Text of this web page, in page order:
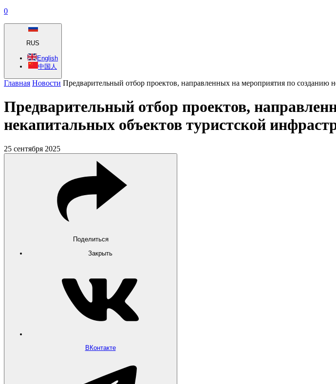
0
RUS
English
中国人
Главная Новости Предварительный отбор проектов, направленных на мероприятия по созданию
Предварительный отбор проектов,
некапитальных объектов туристской
25 сентября 2025
Поделиться
Закрыть
ВКонтакте